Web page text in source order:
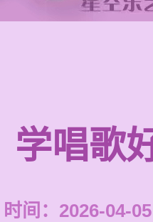
学唱歌
时间：2026-04-